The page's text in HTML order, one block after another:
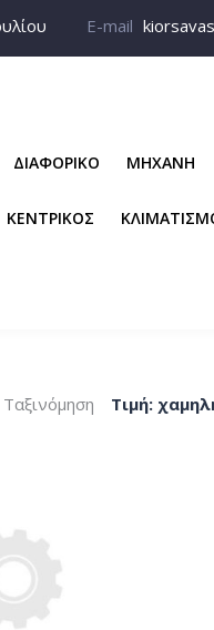
E-mail
ΔΙΑΦΟΡΙΚΟ ΜΗΧΑΝΗ
ΚΕΝΤΡΙΚΟΣ
Ταξινόμηση Tιμή: